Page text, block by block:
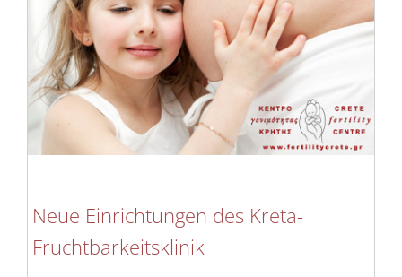
Neue Einrichtungen des Kreta-
Fruchtbarkeitsklinik